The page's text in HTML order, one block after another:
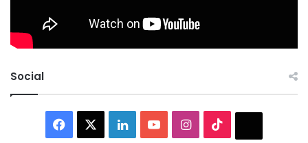
Social
Facebook LinkedInYouTubeInstagram